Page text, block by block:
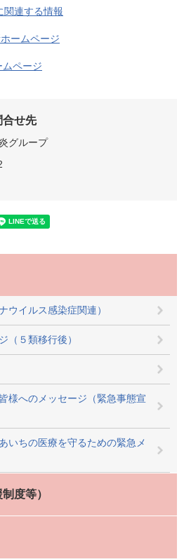
関連する情報
ームページ
ページ
合せ先
グループ
ウイルス感染症関連）
（５類移行後）
様へのメッセージ（緊急事態宣
いちの医療を守るための緊急メ
度等）